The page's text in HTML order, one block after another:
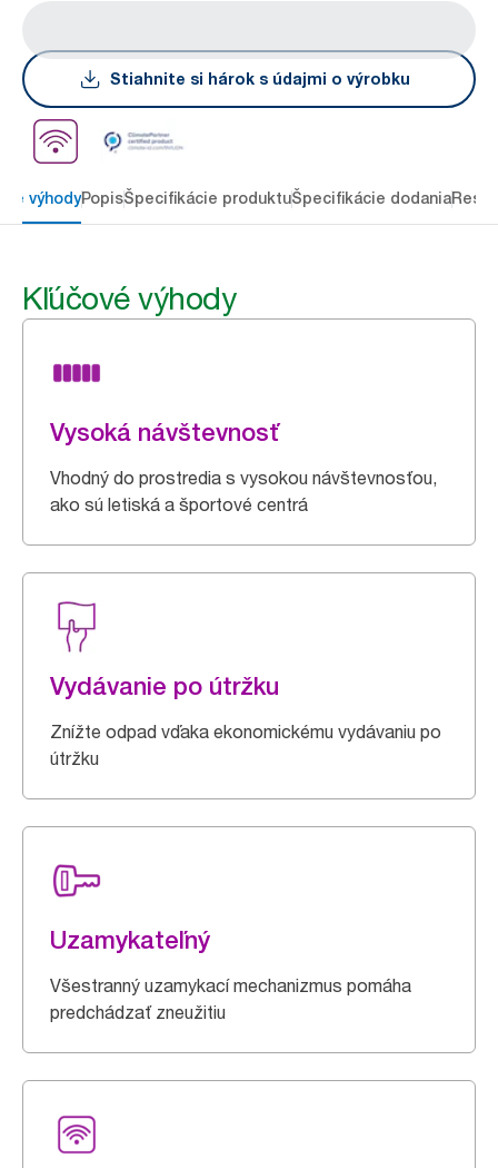
Stiahnite si hárok s údajmi o výrobku
výhodyPopisŠpecifikácie produktuŠpecifikácie dodania
Kľúčové výhody
Vysoká návštevnosť
Vhodný do prostredia s vysokou návštevnosťou,
ako sú letiská a športové centrá
Vydávanie po útržku
Znížte odpad vďaka ekonomickému vydávaniu po
útržku
Uzamykateľný
Všestranný uzamykací mechanizmus pomáha
predchádzať zneužitiu